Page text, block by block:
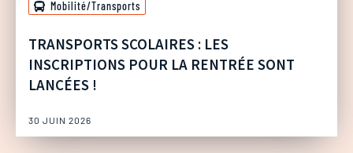
Mobilité/Transports
TRANSPORTS SCOLAIRES : LES
INSCRIPTIONS POUR LA RENTRÉE SONT
LANCÉES !
30 JUIN 2026